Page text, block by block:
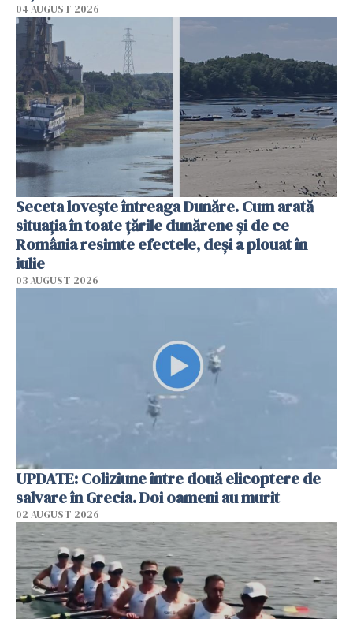
04 AUGUST 2026
Seceta lovește întreaga Dunăre. Cum arată
situația în toate țările dunărene și de ce
România resimte efectele, deși a plouat în
iulie
03 AUGUST 2026
UPDATE: Coliziune între două elicoptere de
salvare în Grecia. Doi oameni au murit
02 AUGUST 2026